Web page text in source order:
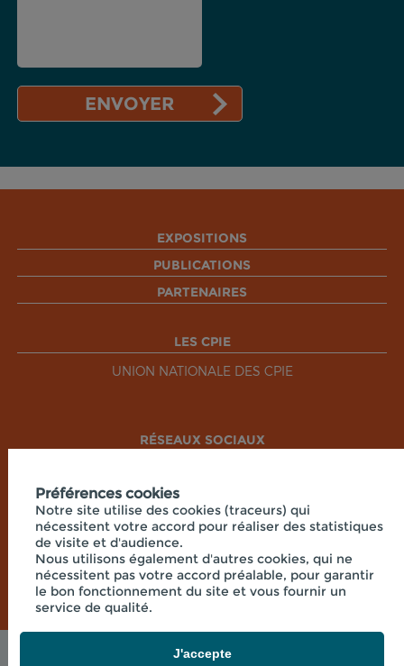
EXPOSITIONS
PUBLICATIONS
PARTENAIRES
LES CPIE
UNION NATIONALE DES CPIE
RÉSEAUX SOCIAUX
Préférences cookies
Notre site utilise des cookies (traceurs) qui
nécessitent votre accord pour réaliser des statistiques
de visite et d'audience.
Nous utilisons également d'autres cookies, qui ne
nécessitent pas votre accord préalable, pour garantir
le bon fonctionnement du site et vous fournir un
service de qualité.
J'accepte